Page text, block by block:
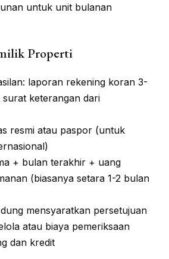
untuk unit bulanan
Properti
laporan rekening koran 3-
keterangan dari
resmi atau paspor (untuk
+ bulan terakhir + uang
(biasanya setara 1-2 bulan
mensyaratkan persetujuan
atau biaya pemeriksaan
dan kredit